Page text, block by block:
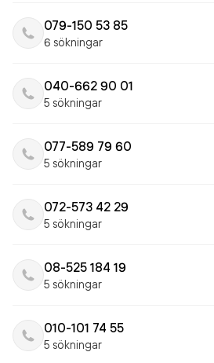
079-150 53 85
6 sökningar
040-662 90 01
5 sökningar
077-589 79 60
5 sökningar
072-573 42 29
5 sökningar
08-525 184 19
5 sökningar
010-101 74 55
5 sökningar